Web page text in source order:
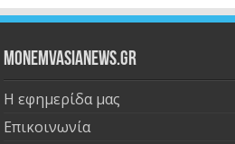
Monemvasianews.gr
Η εφημερίδα μας
Επικοινωνία